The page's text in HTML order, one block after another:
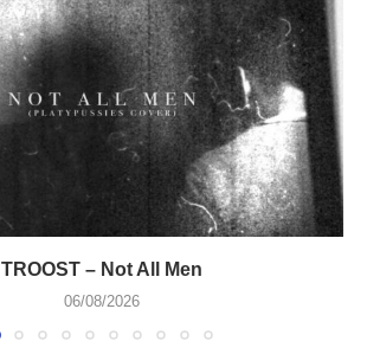
TROOST – Not All Men
06/08/2026